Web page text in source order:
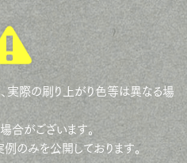
実際の刷り上がり色等は異なる場
合がございます。
のみを公開しております。